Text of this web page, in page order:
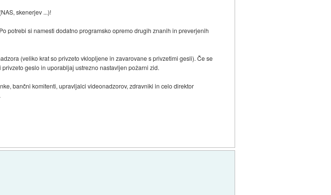
skenerjev ...)!
potrebi si namesti dodatno programsko opremo drugih znanih in preverjenih
(veliko krat so privzeto vklopljene in zavarovane s privzetimi gesli). Če se
geslo in uporabljaj ustrezno nastavljen požarni zid.
bančni komitenti, upravljalci videonadzorov, zdravniki in celo direktor